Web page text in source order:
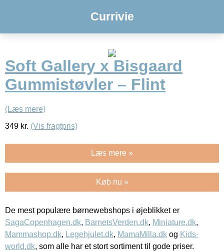
Currivie
Soft Gallery x Bisgaard
Gummistøvler – Flint
(Læs mere)
349 kr. (Vis fragtpris)
Læs mere »
Køb nu »
De mest populære børnewebshops i øjeblikket er
SagaCopenhagen.dk, BarnetsVerden.dk, Miniature.dk,
Mammashop.dk, Legehjulet.dk, MamaMilla.dk og Kids-
world.dk, som alle har et stort sortiment til gode priser.